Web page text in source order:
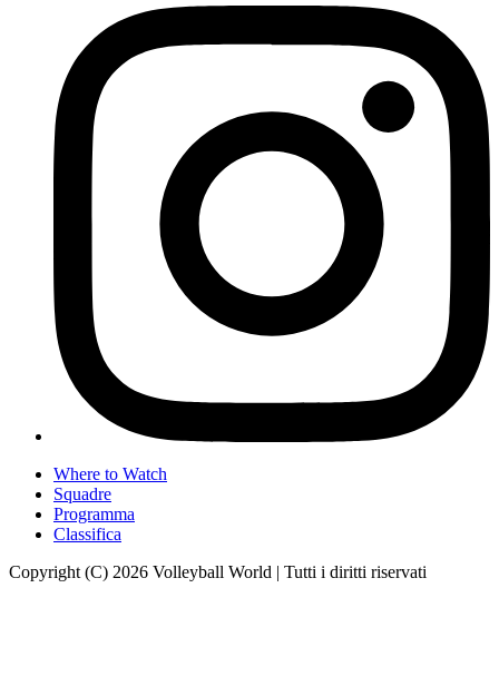
Where to Watch
Squadre
Programma
Classifica
Copyright (C) 2026 Volleyball World | Tutti i diritti riservati